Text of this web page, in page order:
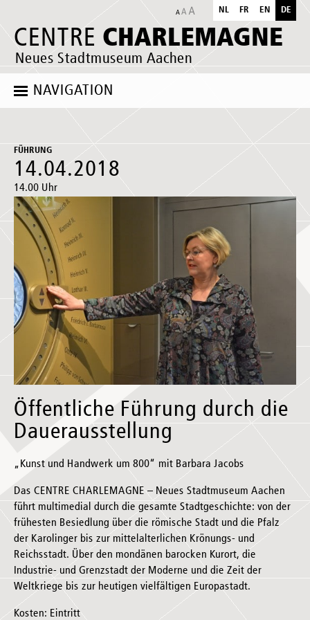
CENTRE CHARLEMAGNE
Neues Stadtmuseum Aachen
NL FR EN DE
NAVIGATION
FÜHRUNG
14.04.2018
14.00 Uhr
Öffentliche Führung durch die
Dauerausstellung
„Kunst und Handwerk um 800“ mit Barbara Jacobs
Das CENTRE CHARLEMAGNE – Neues Stadtmuseum Aachen
führt multimedial durch die gesamte Stadtgeschichte: von der
frühesten Besiedlung über die römische Stadt und die Pfalz
der Karolinger bis zur mittelalterlichen Krönungs- und
Reichsstadt. Über den mondänen barocken Kurort, die
Industrie- und Grenzstadt der Moderne und die Zeit der
Weltkriege bis zur heutigen vielfältigen Europastadt.
Kosten: Eintritt